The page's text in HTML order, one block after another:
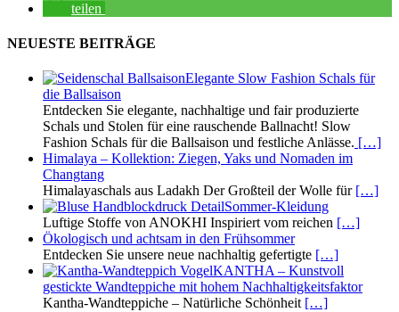
teilen
NEUESTE BEITRÄGE
Elegante Slow Fashion Schals für
die Ballsaison
Entdecken Sie elegante, nachhaltige und fair produzierte
Schals und Stolen für eine rauschende Ballnacht! Slow
Fashion Schals für die Ballsaison und festliche Anlässe. […]
Himalaya – Kollektion: Ziegen, Yaks und Nomaden im
Changtang
Himalayaschals aus Ladakh Der Großteil der Wolle für […]
Sommer-Kleidung
Luftige Stoffe von ANOKHI Inspiriert vom reichen […]
Ökologisch und achtsam in den Frühsommer
Entdecken Sie unsere neue nachhaltig gefertigte […]
KANTHA – Kunstvoll
gestickte Wandteppiche mit hohem Nachhaltigkeitsfaktor
Kantha-Wandteppiche – Natürliche Schönheit […]